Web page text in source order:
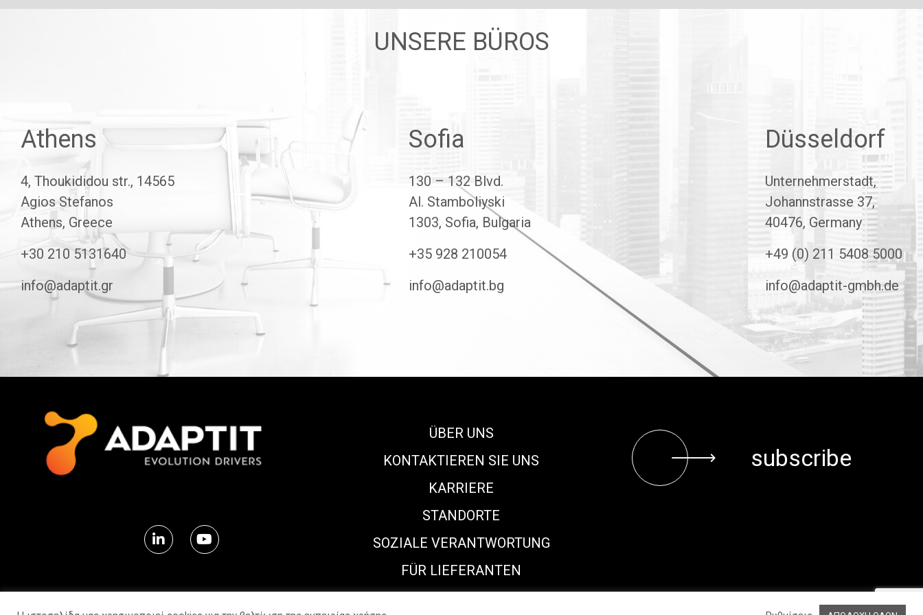
UNSERE BÜROS
Athens
4, Thoukididou str., 14565
Agios Stefanos
Athens, Greece
+30 210 5131640
info@adaptit.gr
Sofia
130 – 132 Blvd.
Al. Stamboliyski
1303, Sofia, Bulgaria
+35 928 210054
info@adaptit.bg
Düsseldorf
Unternehmerstadt,
Johannstrasse 37,
40476, Germany
+49 (0) 211 5408 5000
info@adaptit-gmbh.de
ÜBER UNS
KONTAKTIEREN SIE UNS
KARRIERE
STANDORTE
SOZIALE VERANTWORTUNG
FÜR LIEFERANTEN